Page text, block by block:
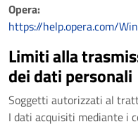
Opera:
https://help.opera.com/
Limiti alla
dei dati personali
Soggetti autorizzati al
I dati acquisiti mediante i